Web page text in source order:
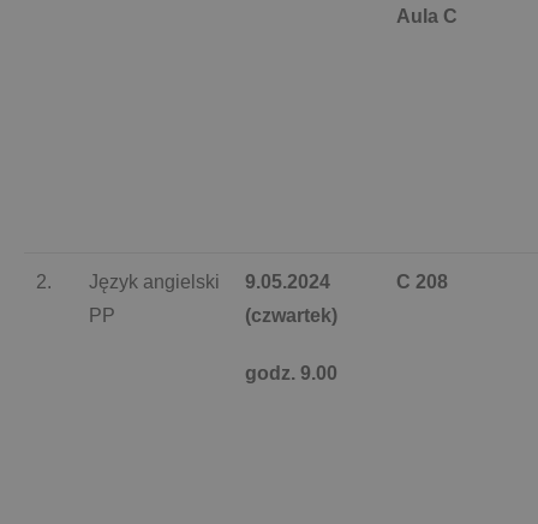
Aula C
2.
Język angielski
PP
9.05.2024
(czwartek)
godz. 9.00
C 208